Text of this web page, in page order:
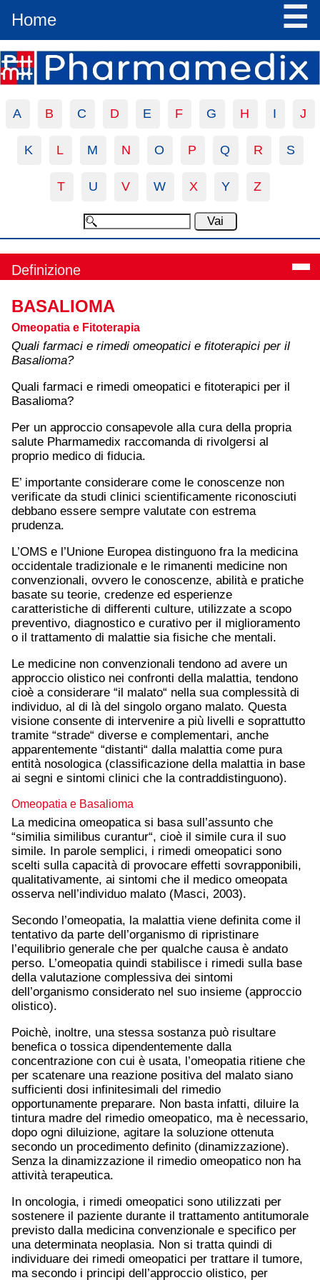
Home ☰
A B C D E F G H I J
K L M N O P Q R S
T U V W X Y Z
Definizione
BASALIOMA
Omeopatia e Fitoterapia
Quali farmaci e rimedi omeopatici e fitoterapici per il
Basalioma?
Quali farmaci e rimedi omeopatici e fitoterapici per il
Basalioma?
Per un approccio consapevole alla cura della propria
salute Pharmamedix raccomanda di rivolgersi al
proprio medico di fiducia.
E’ importante considerare come le conoscenze non
verificate da studi clinici scientificamente riconosciuti
debbano essere sempre valutate con estrema
prudenza.
L’OMS e l’Unione Europea distinguono fra la medicina
occidentale tradizionale e le rimanenti medicine non
convenzionali, ovvero le conoscenze, abilità e pratiche
basate su teorie, credenze ed esperienze
caratteristiche di differenti culture, utilizzate a scopo
preventivo, diagnostico e curativo per il miglioramento
o il trattamento di malattie sia fisiche che mentali.
Le medicine non convenzionali tendono ad avere un
approccio olistico nei confronti della malattia, tendono
cioè a considerare “il malato“ nella sua complessità di
individuo, al di là del singolo organo malato. Questa
visione consente di intervenire a più livelli e soprattutto
tramite “strade“ diverse e complementari, anche
apparentemente “distanti“ dalla malattia come pura
entità nosologica (classificazione della malattia in base
ai segni e sintomi clinici che la contraddistinguono).
Omeopatia e Basalioma
La medicina omeopatica si basa sull’assunto che
“similia similibus curantur“, cioè il simile cura il suo
simile. In parole semplici, i rimedi omeopatici sono
scelti sulla capacità di provocare effetti sovrapponibili,
qualitativamente, ai sintomi che il medico omeopata
osserva nell’individuo malato (Masci, 2003).
Secondo l’omeopatia, la malattia viene definita come il
tentativo da parte dell’organismo di ripristinare
l’equilibrio generale che per qualche causa è andato
perso. L’omeopatia quindi stabilisce i rimedi sulla base
della valutazione complessiva dei sintomi
dell’organismo considerato nel suo insieme (approccio
olistico).
Poichè, inoltre, una stessa sostanza può risultare
benefica o tossica dipendentemente dalla
concentrazione con cui è usata, l’omeopatia ritiene che
per scatenare una reazione positiva del malato siano
sufficienti dosi infinitesimali del rimedio
opportunamente preparare. Non basta infatti, diluire la
tintura madre del rimedio omeopatico, ma è necessario,
dopo ogni diluizione, agitare la soluzione ottenuta
secondo un procedimento definito (dinamizzazione).
Senza la dinamizzazione il rimedio omeopatico non ha
attività terapeutica.
In oncologia, i rimedi omeopatici sono utilizzati per
sostenere il paziente durante il trattamento antitumorale
previsto dalla medicina convenzionale e specifico per
una determinata neoplasia. Non si tratta quindi di
individuare dei rimedi omeopatici per trattare il tumore,
ma secondo i principi dell’approccio olistico, per